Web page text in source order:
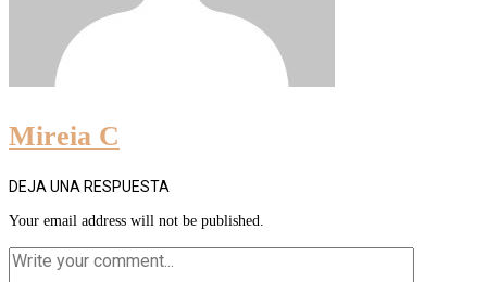
Mireia C
DEJA UNA RESPUESTA
Your email address will not be published.